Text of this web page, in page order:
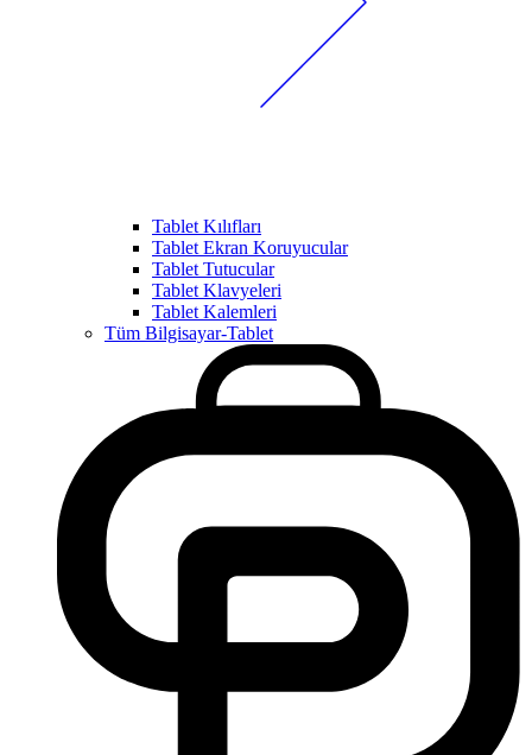
Tablet Kılıfları
Tablet Ekran Koruyucular
Tablet Tutucular
Tablet Klavyeleri
Tablet Kalemleri
Tüm Bilgisayar-Tablet